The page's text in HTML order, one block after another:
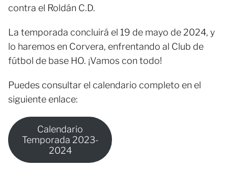
contra el Roldán C.D.
La temporada concluirá el 19 de mayo de 2024, y
lo haremos en Corvera, enfrentando al Club de
fútbol de base HO. ¡Vamos con todo!
Puedes consultar el calendario completo en el
siguiente enlace:
Calendario
Temporada 2023-
2024